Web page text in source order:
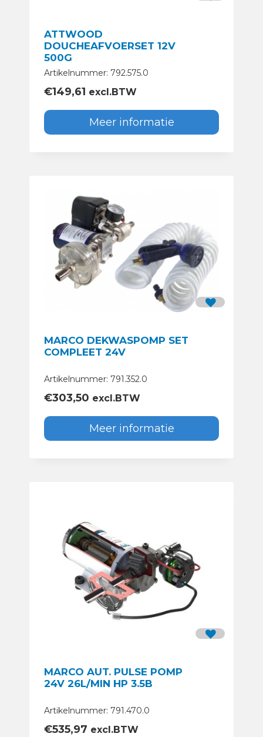
ATTWOOD
DOUCHEAFVOERSET 12V
500G
Artikelnummer: 792.575.0
€149,61 excl.BTW
Meer informatie
MARCO DEKWASPOMP SET
COMPLEET 24V
Artikelnummer: 791.352.0
€303,50 excl.BTW
Meer informatie
MARCO AUT. PULSE POMP
24V 26L/MIN HP 3.5B
Artikelnummer: 791.470.0
€535,97 excl.BTW